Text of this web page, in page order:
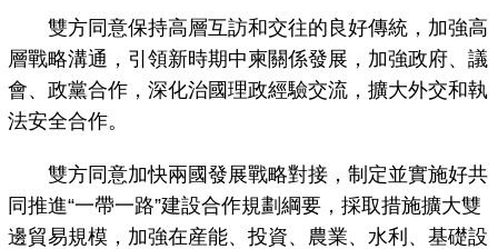
雙方同意保持高層互訪和交往的良好傳統，加強高
層戰略溝通，引領新時期中柬關係發展，加強政府、議
會、政黨合作，深化治國理政經驗交流，擴大外交和執
法安全合作。
雙方同意加快兩國發展戰略對接，制定並實施好共
同推進“一帶一路”建設合作規劃綱要，採取措施擴大雙
邊貿易規模，加強在産能、投資、農業、水利、基礎設